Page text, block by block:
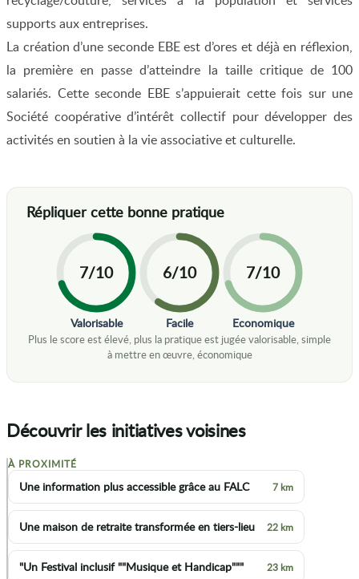
supports aux entreprises.
La création d’une seconde EBE est d’ores et déjà en réflexion,
la première en passe d’atteindre la taille critique de 100
salariés. Cette seconde EBE s’appuierait cette fois sur une
Société coopérative d’intérêt collectif pour développer des
activités en soutien à la vie associative et culturelle.
7/10
Valorisable
6/10
Facile
7/10
Economique
Découvrir les initiatives voisines
+
−
À PROXIMITÉ
Une information plus accessible grâce au FALC 7 km
Une maison de retraite transformée en tiers-lieu 22 km
"Un Festival inclusif ""Musique et Handicap""" 23 km